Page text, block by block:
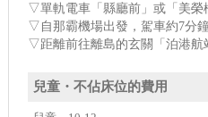
▽單軌電車「縣廳前」或「美榮
▽自那霸機場出發，駕車約7分鐘
▽距離前往離島的玄關「泊港航
兒童・不佔床位的費用